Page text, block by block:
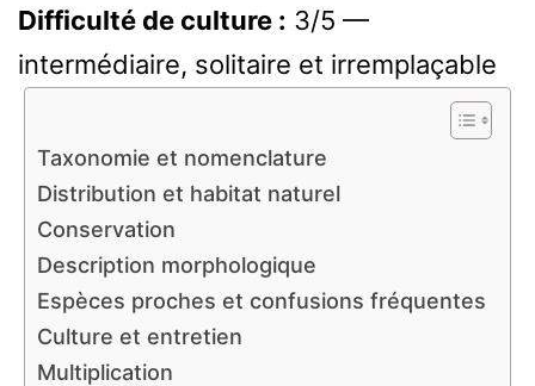
Difficulté de culture : 3/5 —
intermédiaire, solitaire et irremplaçable
Taxonomie et nomenclature
Distribution et habitat naturel
Conservation
Description morphologique
Espèces proches et confusions fréquentes
Culture et entretien
Multiplication